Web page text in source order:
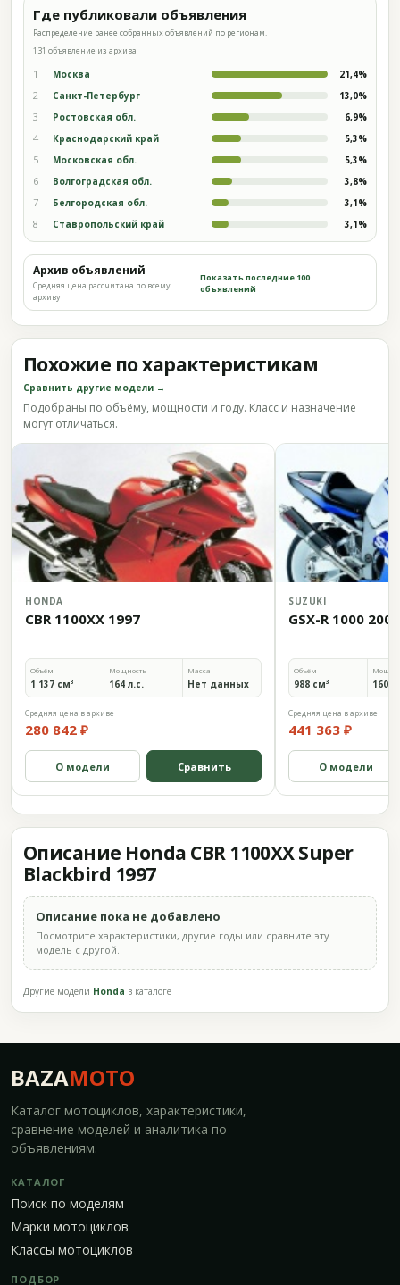
Где публиковали объявления
Распределение ранее собранных объявлений по регионам.
131 объявление из архива
1 Москва 21,4%
2 Санкт-Петербург 13,0%
3 Ростовская обл. 6,9%
4 Краснодарский край 5,3%
5 Московская обл. 5,3%
6 Волгоградская обл. 3,8%
7 Белгородская обл. 3,1%
8 Ставропольский край 3,1%
Архив объявлений
Средняя цена рассчитана по всему
архиву
Показать последние 100
объявлений
Похожие по характеристикам
Сравнить другие модели →
Подобраны по объёму, мощности и году. Класс и назначение
могут отличаться.
HONDA
CBR 1100XX 1997
Объём
1 137 см³
Мощность
164 л.с.
Масса
Нет данных
Средняя цена в архиве
280 842 ₽
О модели Сравнить
SUZUKI
GSX-R 1000 2001
Объём
988 см³ 160,5
Средняя цена в архиве
441 363 ₽
О модели
Описание Honda CBR 1100XX Super
Blackbird 1997
Описание пока не добавлено
Посмотрите характеристики, другие годы или сравните эту
модель с другой.
Другие модели Honda в каталоге
BAZAMOTO
Каталог мотоциклов, характеристики,
сравнение моделей и аналитика по
объявлениям.
КАТАЛОГ
Поиск по моделям
Марки мотоциклов
Классы мотоциклов
ПОДБОР